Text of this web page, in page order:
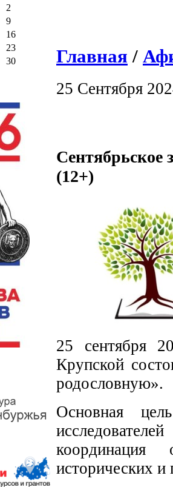
2
9
16
23
30
Главная /
25 Сентября
Сентябрьское
(12+)
25 сентября
Крупской
родословную».
Основная
координация
исторических и